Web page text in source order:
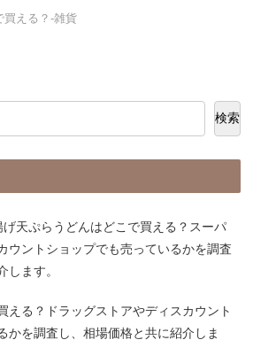
買える？-雑貨
検索
天ぷらうどんはどこで買える？スーパ
ウントショップでも売っているかを調査
します。
える？ドラッグストアやディスカウント
かを調査し、相場価格と共に紹介しま